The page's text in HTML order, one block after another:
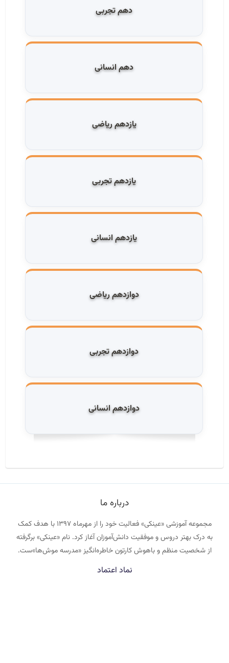
دهم تجربی
دهم انسانی
یازدهم ریاضی
یازدهم تجربی
یازدهم انسانی
دوازدهم ریاضی
دوازدهم تجربی
دوازدهم انسانی
درباره ما
مجموعه آموزشی «عینکی» فعالیت خود را از مهرماه ۱۳۹۷ با هدف کمک
به درک بهتر دروس و موفقیت دانش‌آموزان آغاز کرد. نام «عینکی» برگرفته
از شخصیت منظم و باهوش کارتون خاطره‌انگیز «مدرسه موش‌ها»ست.
نماد اعتماد